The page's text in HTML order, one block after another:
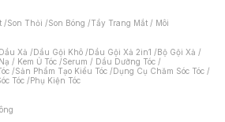
/Son Thỏi /Son Bóng /Tẩy Trang Mắt / Môi
Dầu Xả /Dầu Gội Khô /Dầu Gội Xả 2in1 /Bộ Gội Xả /
/ Kem Ủ Tóc /Serum / Dầu Dưỡng Tóc /
/Sản Phẩm Tạo Kiểu Tóc /Dụng Cụ Chăm Sóc Tóc /
Tóc /Phụ Kiện Tóc